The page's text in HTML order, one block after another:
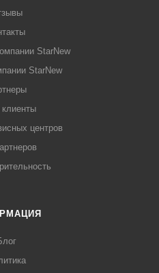
StarNew
StarNew
центров